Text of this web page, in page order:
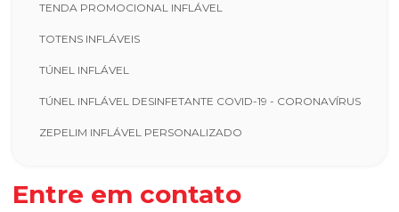
TENDA PROMOCIONAL INFLÁVEL
TOTENS INFLÁVEIS
TÚNEL INFLÁVEL
TÚNEL INFLÁVEL DESINFETANTE COVID-19 - CORONAVÍRUS
ZEPELIM INFLÁVEL PERSONALIZADO
Entre em contato